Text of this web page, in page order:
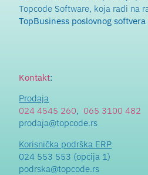
Topcode Software, koja radi na
TopBusiness poslovnog softvera
Kontakt:
Prodaja
024 4545 260, 065 3100 482
prodaja@topcode.rs
Korisnička podrška ERP
024 553 553 (opcija 1)
podrska@topcode.rs